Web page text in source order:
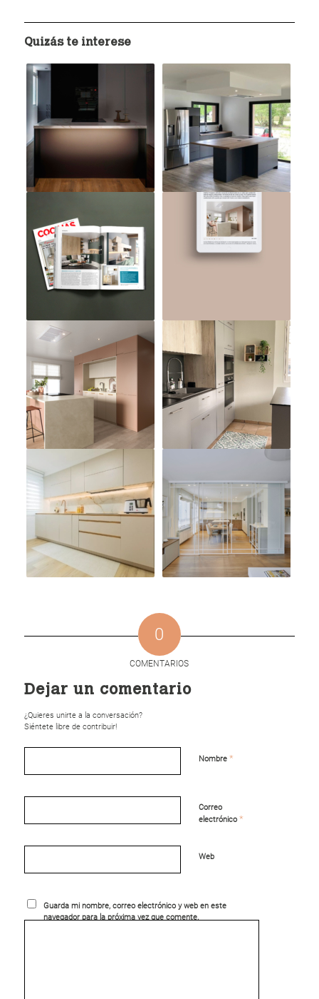
Quizás te interese
0
COMENTARIOS
Dejar un comentario
¿Quieres unirte a la conversación?
Siéntete libre de contribuir!
Nombre *
Correo
electrónico *
Web
Guarda mi nombre, correo electrónico y web en este
navegador para la próxima vez que comente.